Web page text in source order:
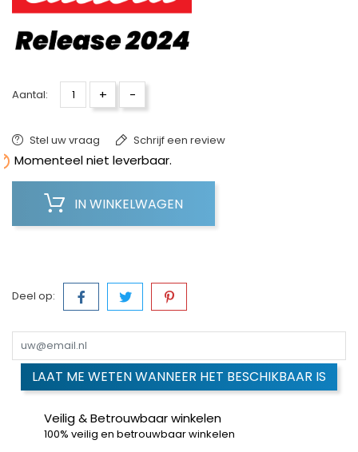
Aantal: + -
Stel uw vraag Schrijf een review
Momenteel niet leverbaar.
IN WINKELWAGEN
Deel op:
LAAT ME WETEN WANNEER HET BESCHIKBAAR IS
Veilig & Betrouwbaar winkelen
100% veilig en betrouwbaar winkelen